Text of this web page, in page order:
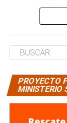
PROYECTO
MINISTERIO